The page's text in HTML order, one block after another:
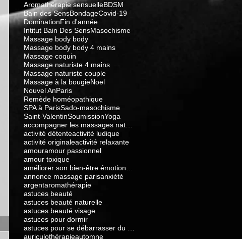
Aromathérapie sensuelleBDSM
Bain des SensBondageCovid-19
DominationFin d'année
Intitut Bain Des SensMasochisme
Massage body body
Massage body body 4 mains
Massage coquin
Massage naturiste 4 mains
Massage naturiste couple
Massage à la bougieNoel
Nouvel AnParis
Remède homéopathique
SPA à ParisSado-masochisme
Saint-ValentinSoumissionYoga
activité détenteactivité ludique
activité originaleactivité relaxante
amouramour passionnel
amour toxique
annonce massage parisanxiété
argentaromathérapie
astuces beauté
astuces beauté naturelle
astuces beauté visage
astuces pour dormir
auriculothérapieautomne